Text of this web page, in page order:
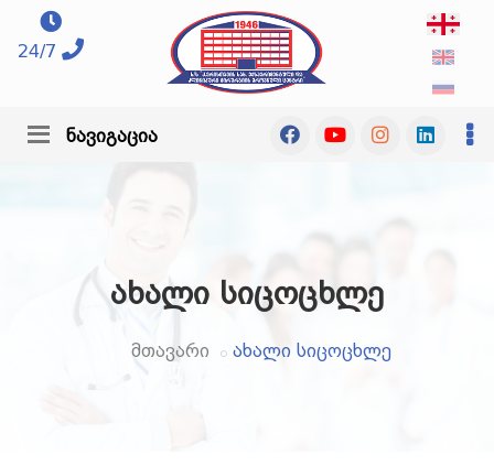
24/7
ნავიგაცია
ახალი სიცოცხლე
მთავარი ახალი სიცოცხლე